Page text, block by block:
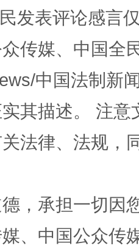
开幕 规模
发表评论感言
传媒、中国全
中国法制新
其描述。 注
法律、法规，
，承担一切因
、中国公众传